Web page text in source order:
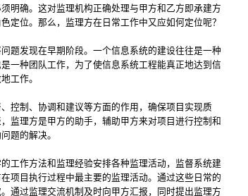
明确。这对监理机构正确处理与甲方和乙方即承建方
定位。那么，监理方在日常工作中又应如何定位呢？
题发现在早期阶段。一个信息系统的建设往往是一种
一种团队工作，为了使信息系统工程能真正地达到信
工作。
控制、协调和建议等方面的作用，确保项目实现质
监理方是甲方的助手，辅助甲方来对项目进行控制和
题的解决。
工作方法和监理经验安排各种监理活动，监督系统建
项目执行过程中最主要的监理活动。通过这些日常的
通过监理交流机制及时向甲方汇报，同时提出监理方